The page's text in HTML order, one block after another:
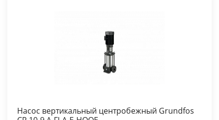
Насос вертикальный центробежный Grundfos